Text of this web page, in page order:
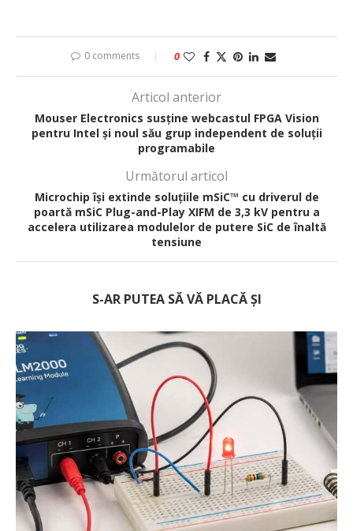
0 comments 0
Articol anterior
Mouser Electronics susține webcastul FPGA Vision
pentru Intel și noul său grup independent de soluții
programabile
Următorul articol
Microchip își extinde soluțiile mSiC™ cu driverul de
poartă mSiC Plug-and-Play XIFM de 3,3 kV pentru a
accelera utilizarea modulelor de putere SiC de înaltă
tensiune
S-AR PUTEA SĂ VĂ PLACĂ ȘI